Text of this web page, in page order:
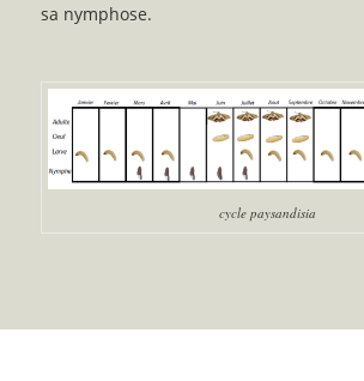
sa nymphose.
cycle paysandisia